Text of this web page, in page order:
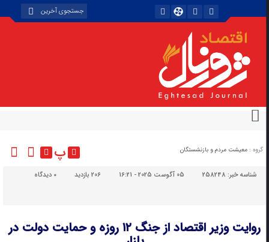
گروه : معیشت مردم و بازنشستگان پ
شناسه خبر:258248 05 آگوست 2025 - 16:21 206 بازدید دیدگاه
روایت وزیر اقتصاد از جنگ ۱۲ روزه و حمایت دولت در